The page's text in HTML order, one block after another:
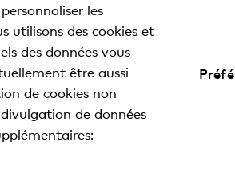
de protection des données
les
utilisons des cookies et
des données vous
être aussi
de cookies non
de données